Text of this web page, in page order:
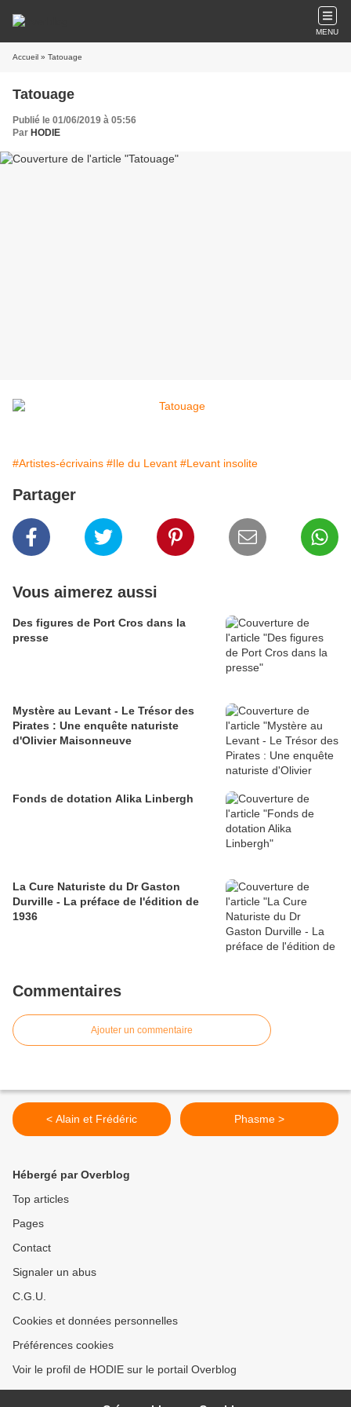
MENU
Accueil » Tatouage
Tatouage
Publié le 01/06/2019 à 05:56
Par HODIE
#Artistes-écrivains #Ile du Levant #Levant insolite
Partager
Vous aimerez aussi
Des figures de Port Cros dans la
presse
Mystère au Levant - Le Trésor des
Pirates : Une enquête naturiste
d'Olivier Maisonneuve
Fonds de dotation Alika Linbergh
La Cure Naturiste du Dr Gaston
Durville - La préface de l'édition de
1936
Commentaires
Ajouter un commentaire
< Alain et Frédéric Phasme >
Hébergé par Overblog
Top articles
Pages
Contact
Signaler un abus
C.G.U.
Cookies et données personnelles
Préférences cookies
Voir le profil de HODIE sur le portail Overblog